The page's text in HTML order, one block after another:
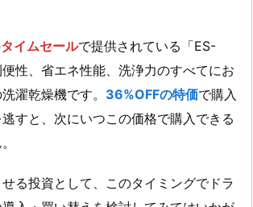
タイムセールで提供されている「ES-
性、省エネ性能、洗浄力のすべてにお
濯乾燥機です。 36%OFFの特価で購入
すと、次にいつこの価格で購入できる
る投資として、このタイミングでドラ